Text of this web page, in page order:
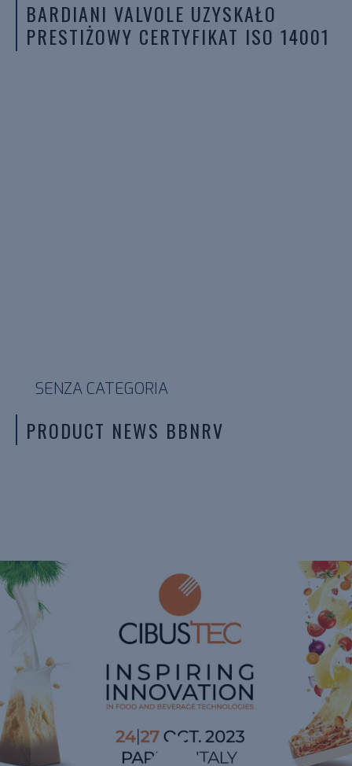
BARDIANI VALVOLE UZYSKAŁO
PRESTIŻOWY CERTYFIKAT ISO 14001
PRODUCT NEWS BBNRV
SENZA CATEGORIA